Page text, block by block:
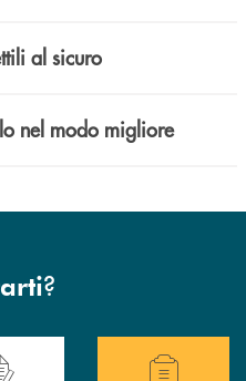
al sicuro
nel modo migliore
?
di Bcc Sarsina.
di assistenza immediata ?
Hai bisogno di